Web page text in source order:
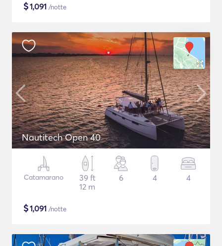
$1,091 /notte
Nautitech Open 40
Catamarano
39 ft
12 m
6 4 4
$1,091 /notte